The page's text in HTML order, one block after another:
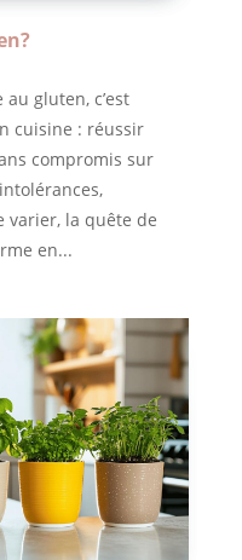
gluten, c’est
cuisine : réussir
compromis sur
varier, la quête de
en...